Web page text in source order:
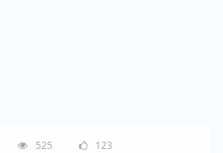
525 123